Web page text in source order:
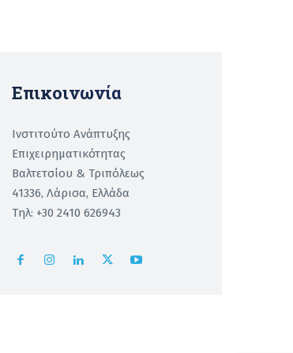
Επικοινωνία
Ινστιτούτο Ανάπτυξης
Επιχειρηματικότητας
Βαλτετσίου & Τριπόλεως
41336, Λάρισα, Ελλάδα
Τηλ: +30 2410 626943